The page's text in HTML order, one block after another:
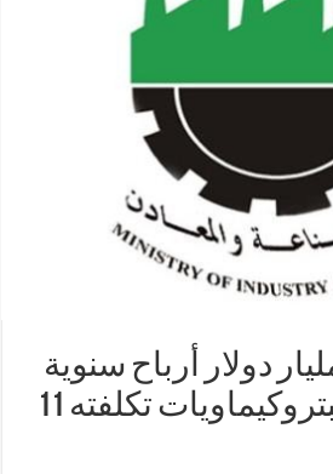
دولار أرباح سنوية
من مشروع للبتروكيماويات تكلفته 11